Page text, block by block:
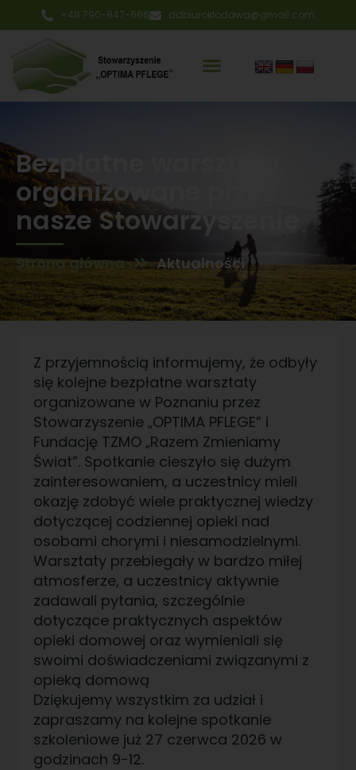
+48 790-847-666 ddbiuroklodawa@gmail.com
Bezpłatne warsztaty
organizowane przez
nasze Stowarzyszenie
Strona główna Aktualności
Z przyjemnością informujemy, że odbyły
się kolejne bezpłatne warsztaty
organizowane w Poznaniu przez
Stowarzyszenie „OPTIMA PFLEGE” i
Fundację TZMO „Razem Zmieniamy
Świat”. Spotkanie cieszyło się dużym
zainteresowaniem, a uczestnicy mieli
okazję zdobyć wiele praktycznej wiedzy
dotyczącej codziennej opieki nad
osobami chorymi i niesamodzielnymi.
Warsztaty przebiegały w bardzo miłej
atmosferze, a uczestnicy aktywnie
zadawali pytania, szczególnie
dotyczące praktycznych aspektów
opieki domowej oraz wymieniali się
swoimi doświadczeniami związanymi z
opieką domową
Dziękujemy wszystkim za udział i
zapraszamy na kolejne spotkanie
szkoleniowe już 27 czerwca 2026 w
godzinach 9-12.